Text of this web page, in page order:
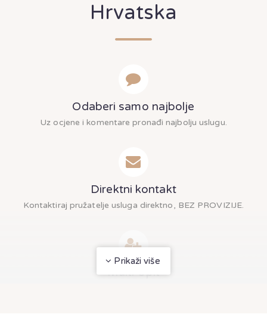
Hrvatska
Odaberi samo najbolje
Uz ocjene i komentare pronađi najbolju uslugu.
Direktni kontakt
Kontaktiraj pružatelje usluga direktno, BEZ PROVIZIJE.
Multi Upit
Prikaži više